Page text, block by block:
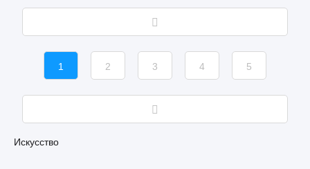
1 2 3 4 5
Искусство